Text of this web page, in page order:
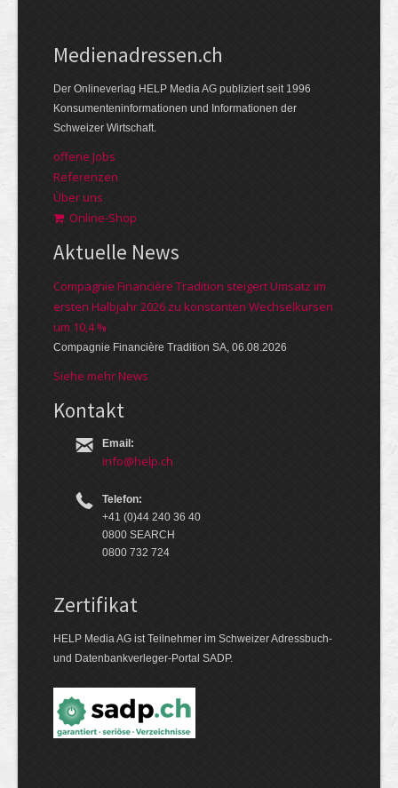
Medienadressen.ch
Der Onlineverlag HELP Media AG publiziert seit 1996
Konsumenteninformationen und Informationen der
Schweizer Wirtschaft.
offene Jobs
Referenzen
Über uns
Online-Shop
Aktuelle News
Compagnie Financière Tradition steigert Umsatz im
ersten Halbjahr 2026 zu konstanten Wechselkursen
um 10,4 %
Compagnie Financière Tradition SA, 06.08.2026
Siehe mehr News
Kontakt
Email:
info@help.ch
Telefon:
+41 (0)44 240 36 40
0800 SEARCH
0800 732 724
Zertifikat
HELP Media AG ist Teilnehmer im Schweizer Adressbuch-
und Datenbankverleger-Portal SADP.